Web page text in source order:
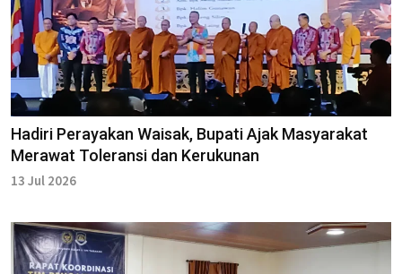
Hadiri Perayakan Waisak, Bupati Ajak Masyarakat
Merawat Toleransi dan Kerukunan
13 Jul 2026